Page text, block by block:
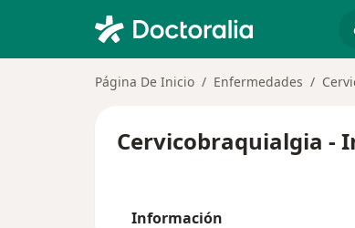
Página De Inicio Enfermedades
Cervicobraquialgia -
Información